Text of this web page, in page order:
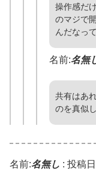
操作感だ
のマジで
んだなっ
名前:名無
共有はあ
のを真似
名前:名無し : 投稿